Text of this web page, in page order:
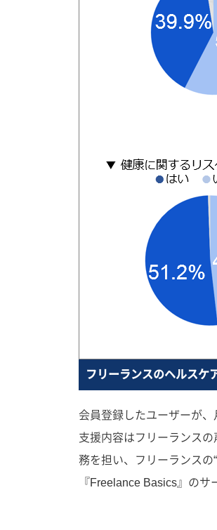
フリーランスのヘルスケ
会員登録したユーザーが
支援内容はフリーランス
務を担い、フリーランスの
『Freelance Basics』の